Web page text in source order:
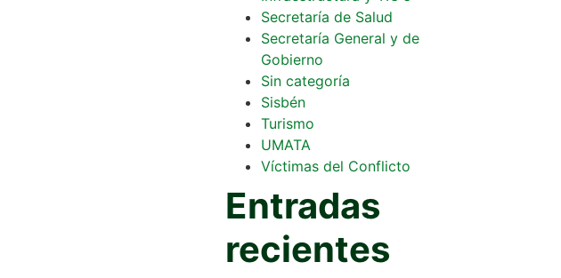
Secretaría de Salud
Secretaría General y de
Gobierno
Sin categoría
Sisbén
Turismo
UMATA
Víctimas del Conflicto
Entradas
recientes